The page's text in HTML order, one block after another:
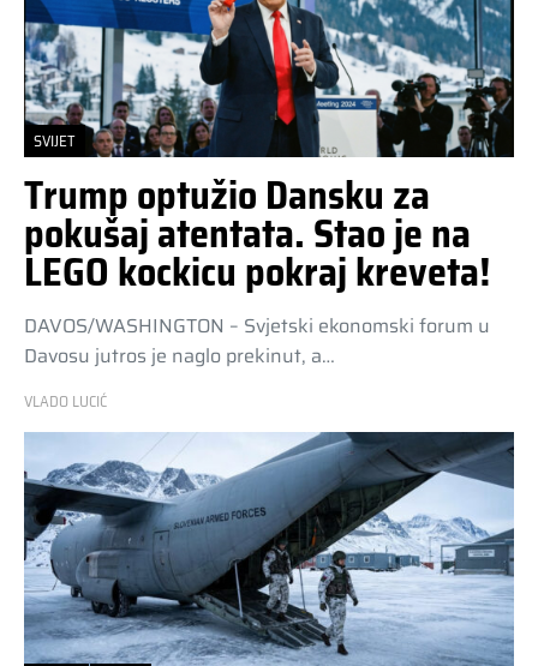
SVIJET
Trump optužio Dansku za
pokušaj atentata. Stao je na
LEGO kockicu pokraj kreveta!
DAVOS/WASHINGTON – Svjetski ekonomski forum u
Davosu jutros je naglo prekinut, a…
VLADO LUCIĆ